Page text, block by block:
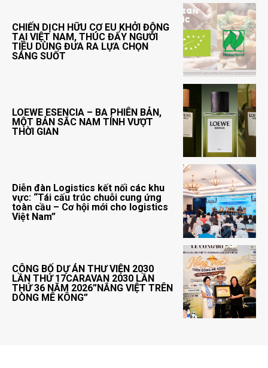
CHIẾN DỊCH HỮU CƠ EU KHỞI ĐỘNG
TẠI VIỆT NAM, THÚC ĐẨY NGƯỜI
TIÊU DÙNG ĐƯA RA LỰA CHỌN
SÁNG SUỐT
LOEWE ESENCIA – BA PHIÊN BẢN,
MỘT BẢN SẮC NAM TÍNH VƯỢT
THỜI GIAN
Diễn đàn Logistics kết nối các khu
vực: “Tái cấu trúc chuỗi cung ứng
toàn cầu – Cơ hội mới cho logistics
Việt Nam”
CÔNG BỐ DỰ ÁN THƯ VIỆN 2030
LẦN THỨ 17CARAVAN 2030 LẦN
THỨ 36 NĂM 2026”NẮNG VIỆT TRÊN
DÒNG MÊ KÔNG”